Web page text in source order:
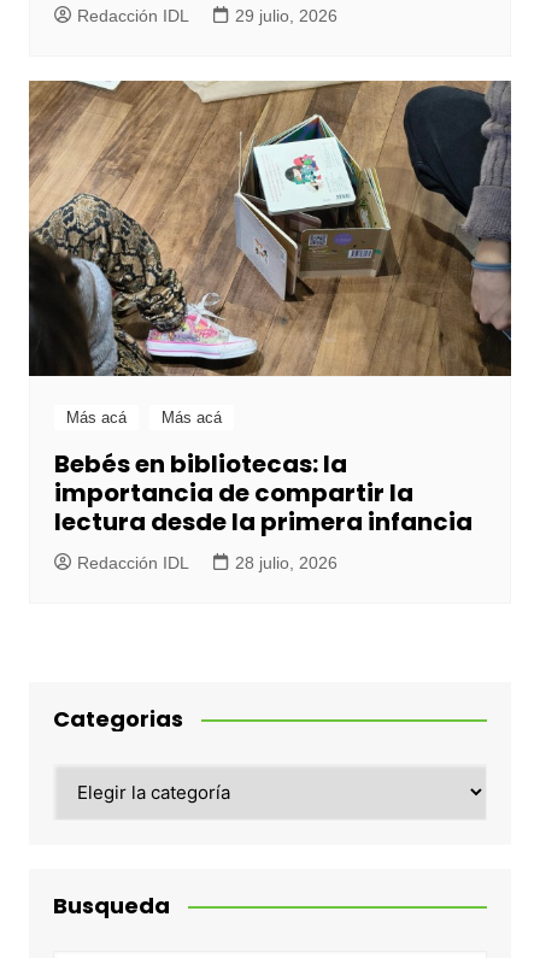
Redacción IDL 29 julio, 2026
Más acá Más acá
Bebés en bibliotecas: la
importancia de compartir la
lectura desde la primera infancia
Redacción IDL 28 julio, 2026
Categorias
Busqueda